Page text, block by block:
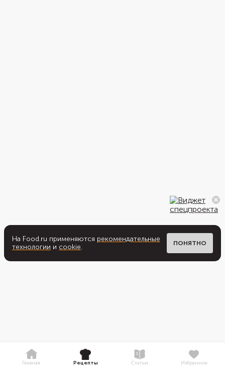
На Food.ru применяются рекомендательные
технологии и cookie. ПОНЯТНО
Главная Рецепты Статьи Избранное